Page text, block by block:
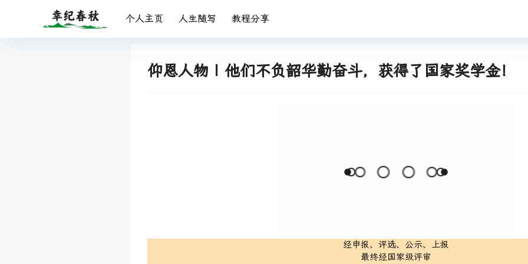
个人主页 人生随写 教程分享
仰恩人物 | 他们不负韶华勤奋斗，获得了国家奖学金！
经申报、评选、公示、上报
最终经国家级评审